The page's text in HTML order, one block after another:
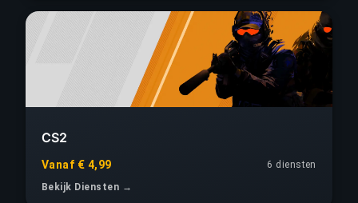
CS2
Vanaf € 4,99
6 diensten
Bekijk Diensten →